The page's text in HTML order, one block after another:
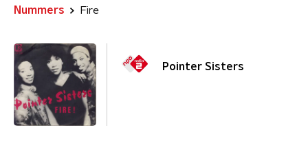
Nummers Fire
Pointer Sisters